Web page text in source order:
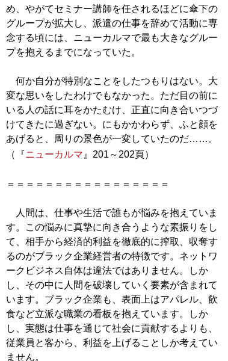
め、やがてセミナー講師を任されるほどに傘下の
グループが拡大し、派遣の仕事を辞めて活動に専
念する頃には、ニューカルマで最も大きなグルー
プを抱えるまでになっていた。
何か自分が特別なことをしたつもりはない。大
変な思いをしたわけでもなかった。ただ目の前に
いる人の話に耳をかたむけ、正直に向き合いつづ
けてきたに過ぎない。にもかかわらず、ふと顔を
あげると、周りの景色が一変していたのだ……。
（『ニューカルマ 』201～202頁）
＝＝＝＝＝＝＝＝＝＝＝＝＝＝＝＝＝
人間は、仕事や生活で誰もが悩みを抱えていま
す。この悩みに真摯に向き合うような素振りをし
て、相手から経済的利益を徹底的に搾取、収奪す
るのがブラック企業経営者の特徴です。ネットワ
ークビジネス自体は違法ではありません。しか
し、その中に人間を破壊していく要素が含まれて
います。ブラック企業も、表面上はアパレル、飲
食など立派な職業の看板を抱えています。しか
し、実態は仕事を通じて社会に貢献するよりも、
従業員と客から、利益を上げることしか考えてい
ません。